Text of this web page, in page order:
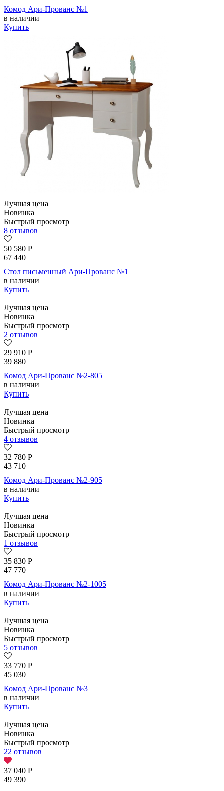
Комод Ари-Прованс №1
в наличии
Купить
Лучшая цена
Новинка
Быстрый просмотр
8 отзывов
50 580 Р
67 440
Стол письменный Ари-Прованс №1
в наличии
Купить
Лучшая цена
Новинка
Быстрый просмотр
2 отзывов
29 910 Р
39 880
Комод Ари-Прованс №2-805
в наличии
Купить
Лучшая цена
Новинка
Быстрый просмотр
4 отзывов
32 780 Р
43 710
Комод Ари-Прованс №2-905
в наличии
Купить
Лучшая цена
Новинка
Быстрый просмотр
1 отзывов
35 830 Р
47 770
Комод Ари-Прованс №2-1005
в наличии
Купить
Лучшая цена
Новинка
Быстрый просмотр
5 отзывов
33 770 Р
45 030
Комод Ари-Прованс №3
в наличии
Купить
Лучшая цена
Новинка
Быстрый просмотр
22 отзывов
37 040 Р
49 390